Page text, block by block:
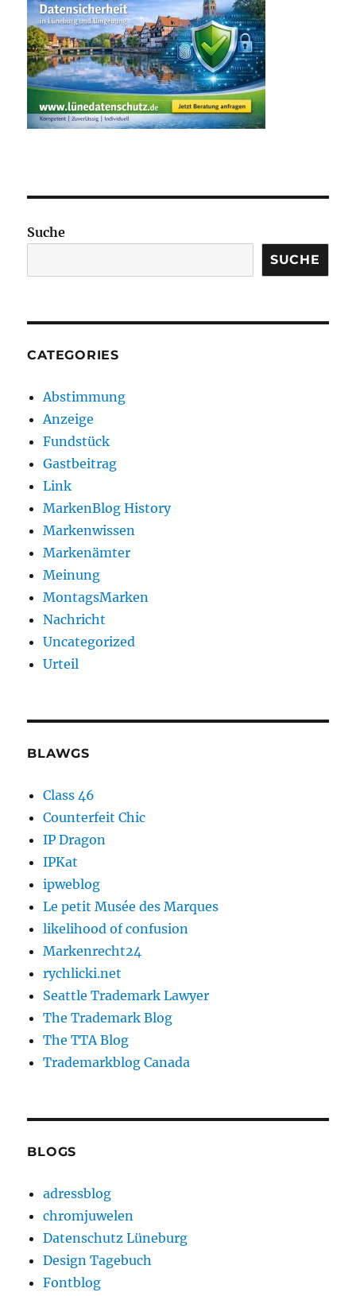
Suche
SUCHE
CATEGORIES
Abstimmung
Anzeige
Fundstück
Gastbeitrag
Link
MarkenBlog History
Markenwissen
Markenämter
Meinung
MontagsMarken
Nachricht
Uncategorized
Urteil
BLAWGS
Class 46
Counterfeit Chic
IP Dragon
IPKat
ipweblog
Le petit Musée des Marques
likelihood of confusion
Markenrecht24
rychlicki.net
Seattle Trademark Lawyer
The Trademark Blog
The TTA Blog
Trademarkblog Canada
BLOGS
adressblog
chromjuwelen
Datenschutz Lüneburg
Design Tagebuch
Fontblog